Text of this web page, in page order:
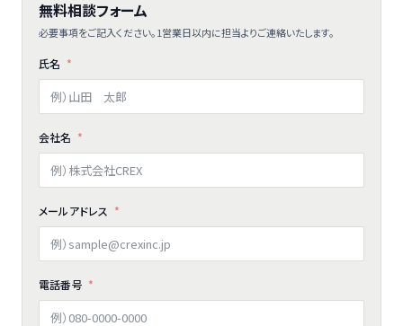
無料相談フォーム
必要事項をご記入ください。1営業日以内に担当よりご連絡いたします。
氏名
会社名
メールアドレス
電話番号